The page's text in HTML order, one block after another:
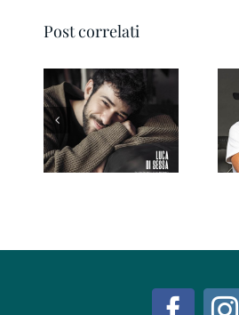
Post correlati
Ravenna IN
Magazine 3/2026